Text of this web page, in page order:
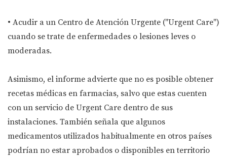
• Acudir a un Centro de Atención Urgente ("Urgent Care")
cuando se trate de enfermedades o lesiones leves o
moderadas.
Asimismo, el informe advierte que no es posible obtener
recetas médicas en farmacias, salvo que estas cuenten
con un servicio de Urgent Care dentro de sus
instalaciones. También señala que algunos
medicamentos utilizados habitualmente en otros países
podrían no estar aprobados o disponibles en territorio